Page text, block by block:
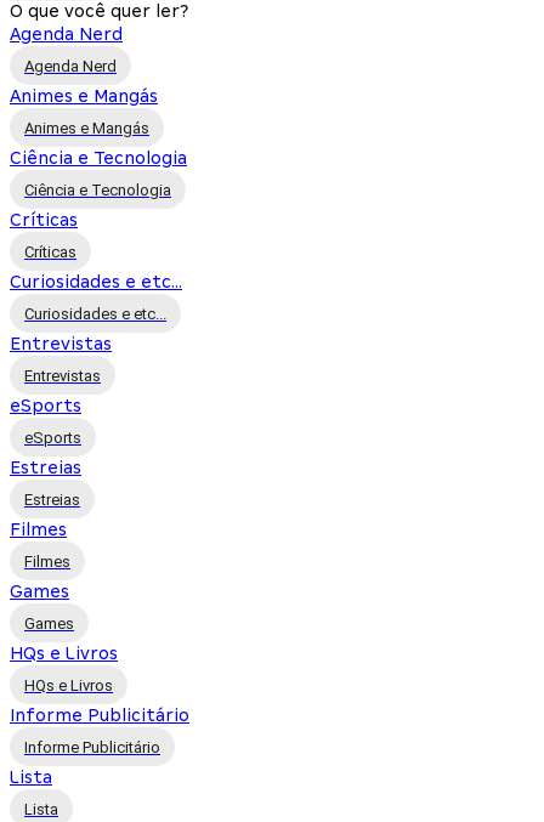
O que você quer ler?
Agenda Nerd
Agenda Nerd
Animes e Mangás
Animes e Mangás
Ciência e Tecnologia
Ciência e Tecnologia
Críticas
Críticas
Curiosidades e etc...
Curiosidades e etc...
Entrevistas
Entrevistas
eSports
eSports
Estreias
Estreias
Filmes
Filmes
Games
Games
HQs e Livros
HQs e Livros
Informe Publicitário
Informe Publicitário
Lista
Lista